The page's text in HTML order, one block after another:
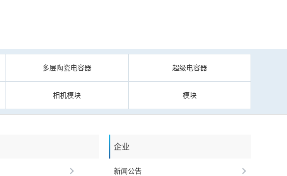
多层陶瓷电容器 超级电容器
相机模块 模块
企业
新闻公告